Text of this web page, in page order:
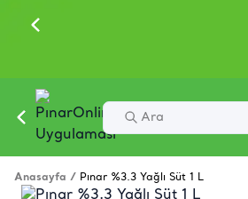
Anasayfa / Pınar %3.3 Yağlı Süt 1 L